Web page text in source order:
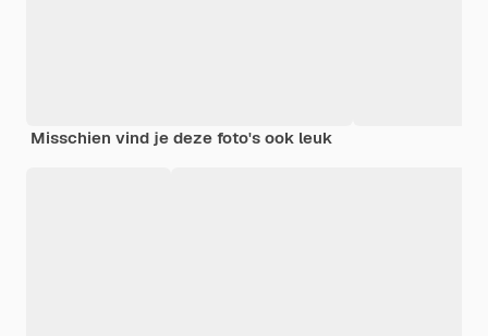
Misschien vind je deze foto's ook leuk